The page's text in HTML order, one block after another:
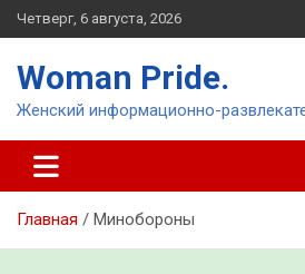
Перейти
к
Четверг, 6 августа, 2026
Woman Pride.
Женский информационно-
Главная Минобороны